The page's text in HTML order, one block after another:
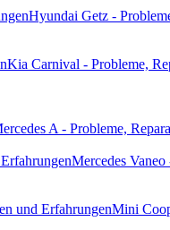
Hyundai Getz -
Kia Carnival - Probleme,
A - Probleme,
Mercedes
und ErfahrungenMini